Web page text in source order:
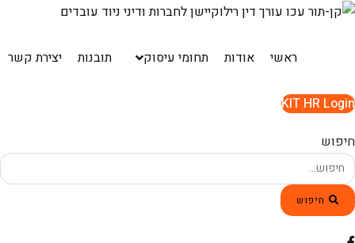
Skip
ראשי אודות תחומי עיסוק תובנות יצירת קשר
KIT HR Login
חיפוש
חיפוש